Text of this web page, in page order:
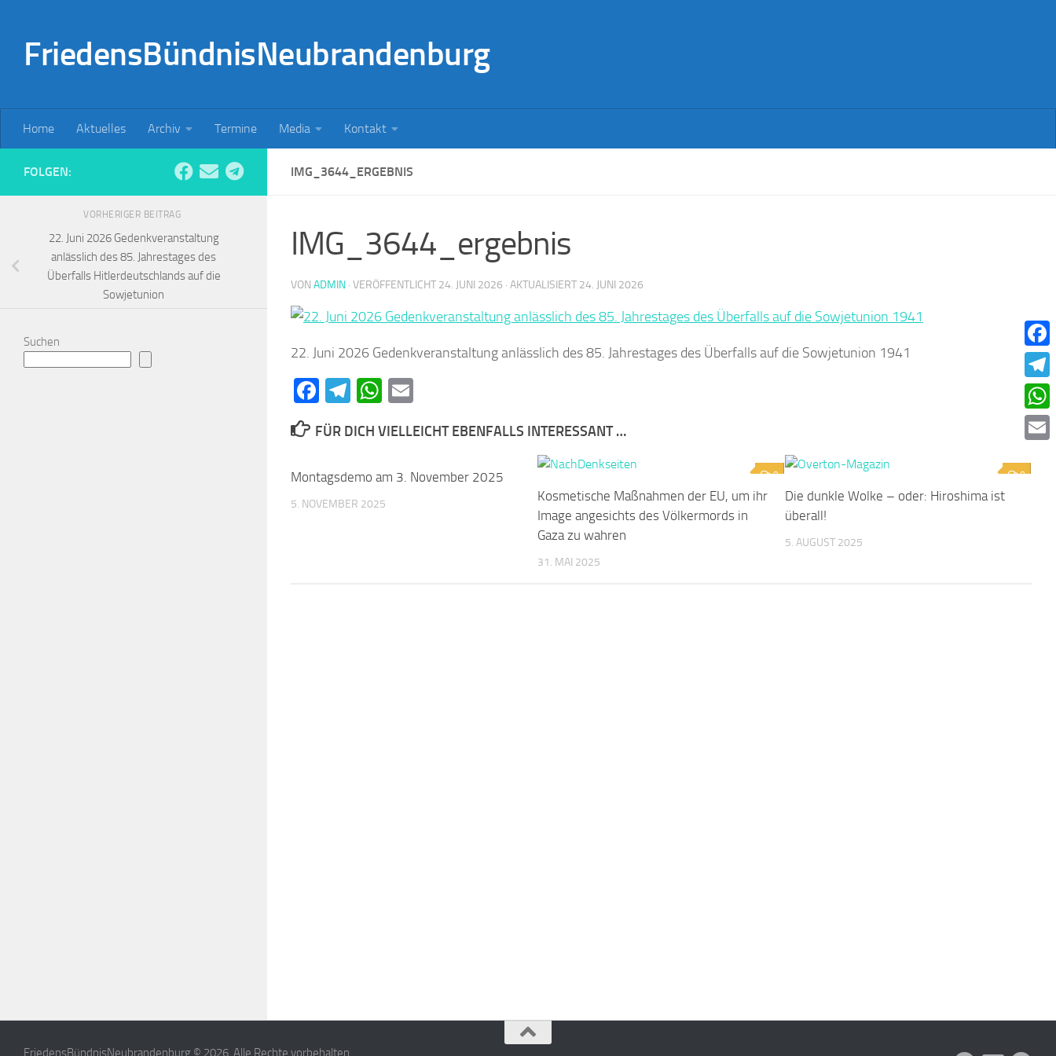
FriedensBündnisNeubrandenburg
Home Aktuelles Archiv Termine Media Kontakt
IMG_3644_ERGEBNIS
IMG_3644_ergebnis
VON ADMIN · VERÖFFENTLICHT 24. JUNI 2026 · AKTUALISIERT 24. JUNI 2026
22. Juni 2026 Gedenkveranstaltung anlässlich des 85. Jahrestages des Überfalls auf die Sowjetunion 1941
Facebook
Telegram
WhatsApp
FÜR DICH VIELLEICHT EBENFALLS INTERESSANT …
Montagsdemo am 3. November 2025
5. NOVEMBER 2025
0
Kosmetische Maßnahmen der EU, um ihr
Image angesichts des Völkermords in
Gaza zu wahren
31. MAI 2025
0
Die dunkle Wolke – oder: Hiroshima ist
überall!
5. AUGUST 2025
FOLGEN:
VORHERIGER BEITRAG
22. Juni 2026 Gedenkveranstaltung
anlässlich des 85. Jahrestages des
Überfalls Hitlerdeutschlands auf die
Sowjetunion
Suchen
FriedensBündnisNeubrandenburg © 2026. Alle Rechte vorbehalten.